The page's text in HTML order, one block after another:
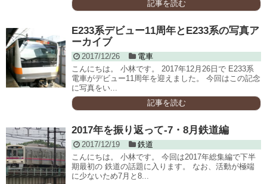
記事を読む
E233系デビュー11周年とE233系の写真ア
ーカイブ
2017/12/26
電車
こんにちは。 小林です。 2017年12月26日で E233系
電車がデビュー11周年を迎えました。 今回はこの記念
に写真をい...
記事を読む
2017年を振り返って-7・8月鉄道編
2017/12/19
鉄道
こんにちは。 小林です。 今回は2017年総集編で下半
期最初の 鉄道の話題に入ります。 なお、活動が極端
に少ないため7月と8...